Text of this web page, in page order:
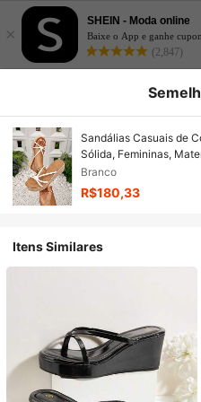
×
SHEIN - Moda online
Baixe o App e ganhe
(2,847)
Sandálias Casuais de
Sólida, Femininas,
Tira Semicircular,
Férias Retrô, Sola de
Sapatos Férias da
Branco
R$180,33
Itens Similares